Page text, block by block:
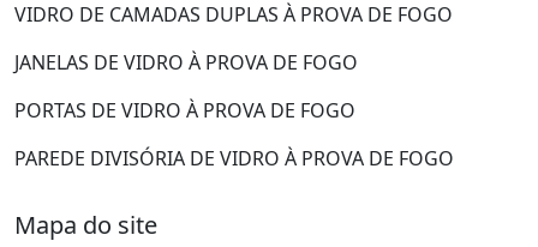
VIDRO DE CAMADAS DUPLAS À PROVA DE FOGO
JANELAS DE VIDRO À PROVA DE FOGO
PORTAS DE VIDRO À PROVA DE FOGO
PAREDE DIVISÓRIA DE VIDRO À PROVA DE FOGO
Mapa do site